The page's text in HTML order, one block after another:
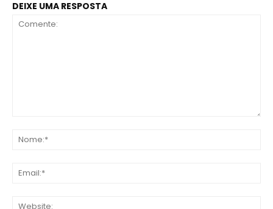
DEIXE UMA RESPOSTA